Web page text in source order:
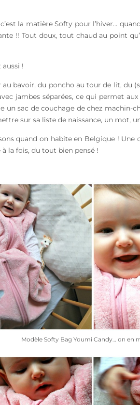
la matière Softy pour l’hiver…
!! Tout doux, tout chaud au point
!
bavoir, du poncho au tour de lit, du
jambes séparées, ce qui permet
un sac de couchage de chez machin-
sur sa liste de naissance, un mot,
quand on habite en Belgique !
la fois, du tout bien pensé !
Modèle Softy Bag Youmi Candy… on en